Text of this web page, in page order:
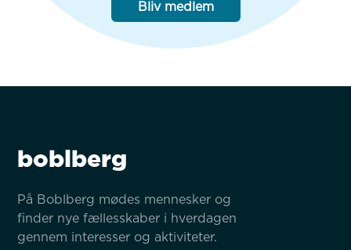
Bliv medlem
boblberg
På Boblberg mødes mennesker og
finder nye fællesskaber i hverdagen
gennem interesser og aktiviteter.